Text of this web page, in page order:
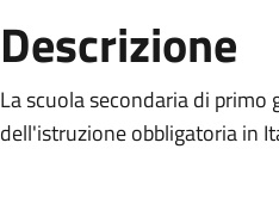
Descrizione
La scuola secondaria di
dell'istruzione obbligatoria in